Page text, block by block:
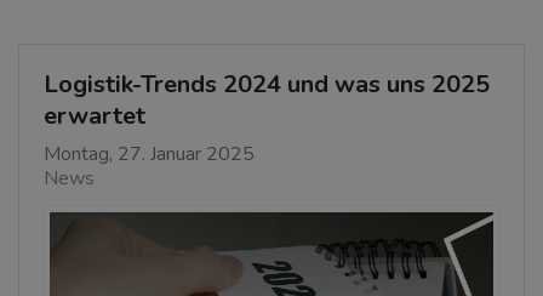
Logistik-Trends 2024 und was uns 2025
erwartet
Montag, 27. Januar 2025
News